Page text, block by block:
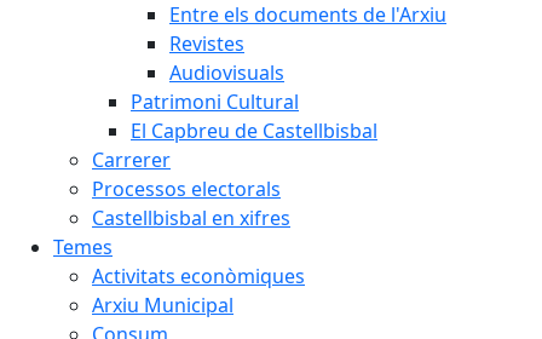
Entre els documents de l'Arxiu
Revistes
Audiovisuals
Patrimoni Cultural
El Capbreu de Castellbisbal
Carrerer
Processos electorals
Castellbisbal en xifres
Temes
Activitats econòmiques
Arxiu Municipal